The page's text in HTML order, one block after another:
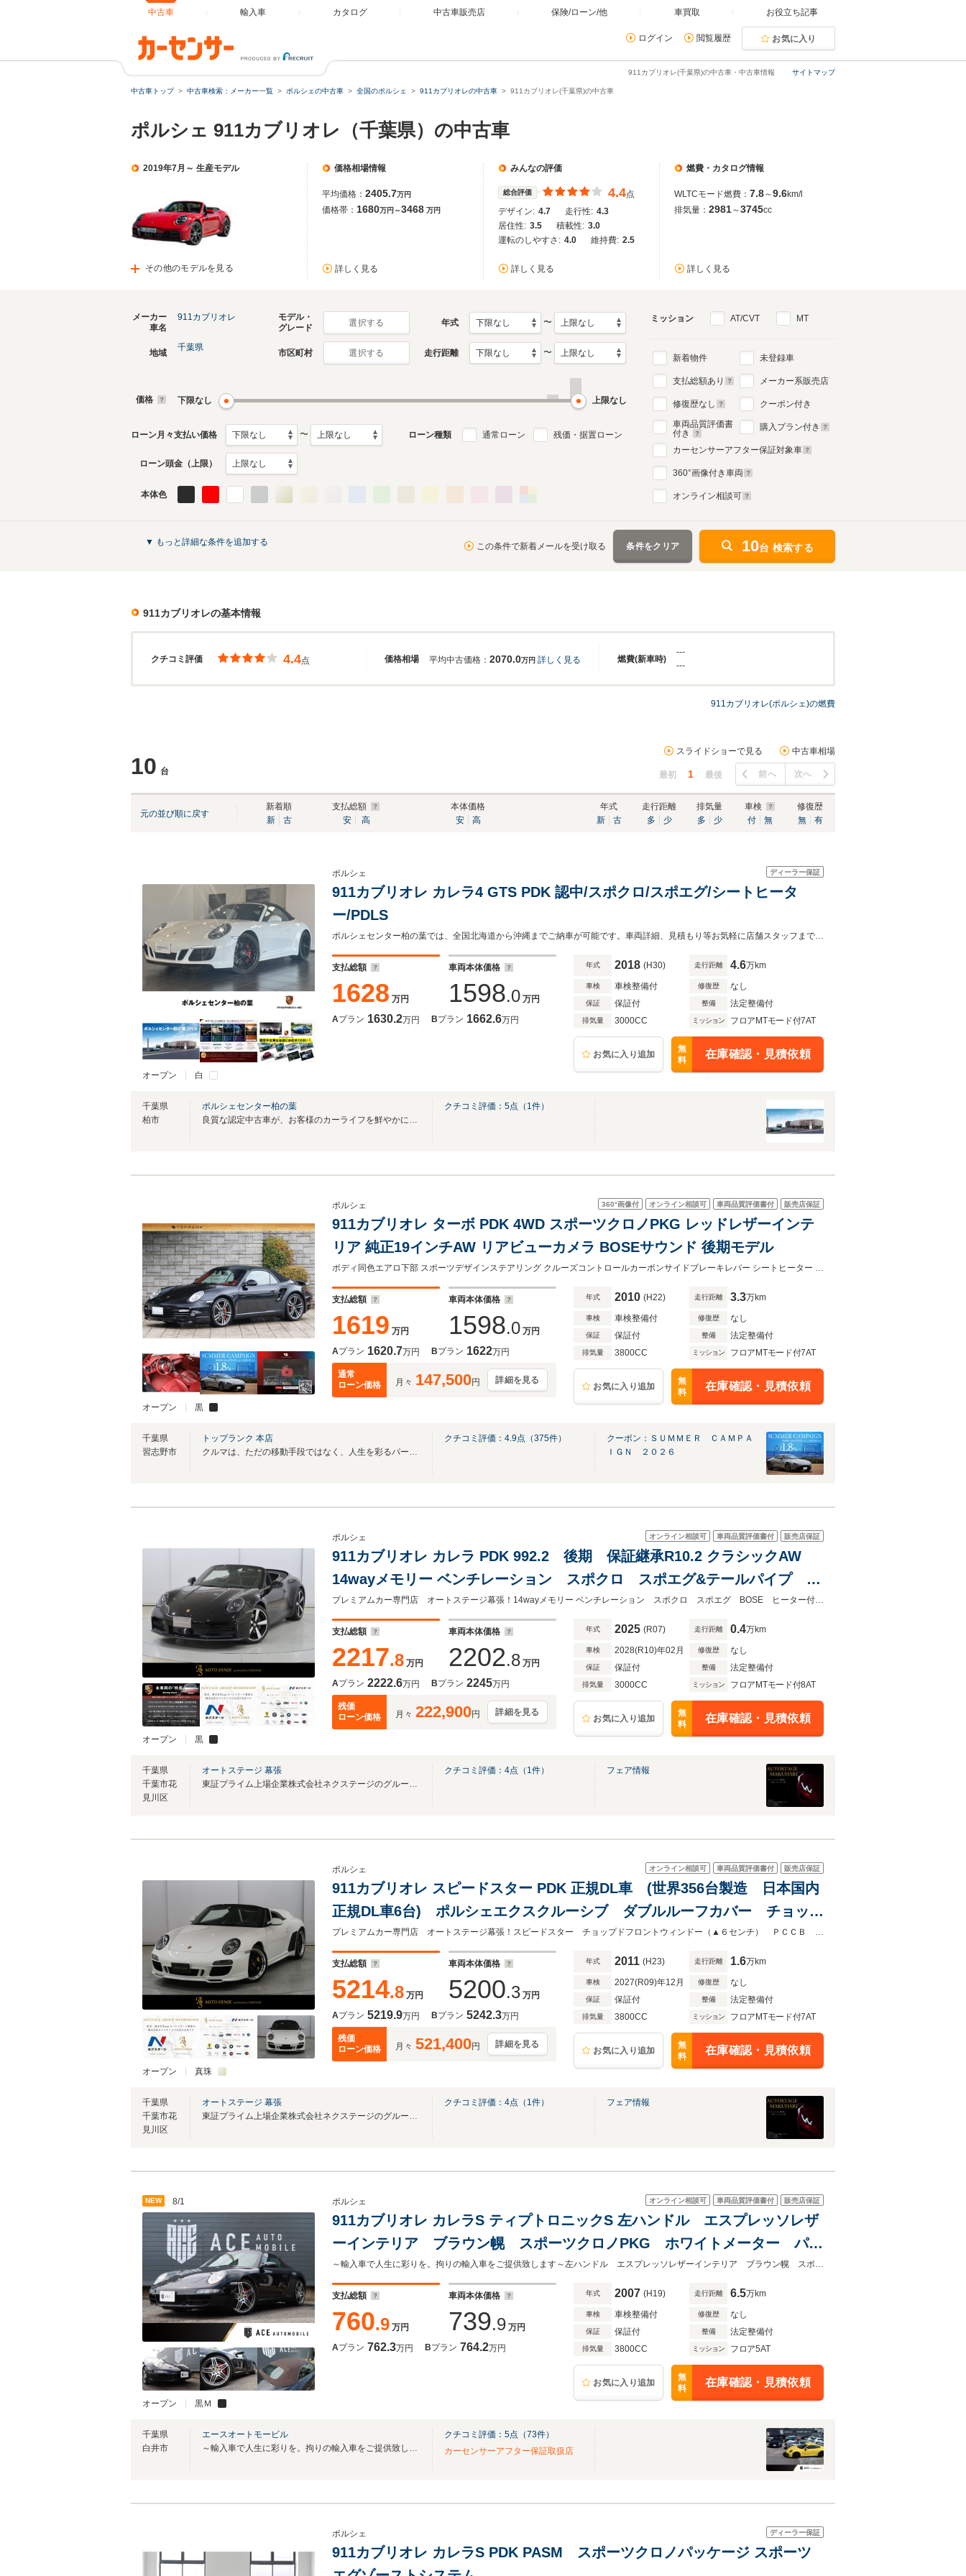
中古車 輸入車 カタログ 中古車販売店 保険/ローン/他 車買取 お役立ち記事
ログイン 閲覧履歴 お気に入り
サイトマップ
911カブリオレ(千葉県)の中古車・中古車情報
中古車トップ 中古車検索：メーカー一覧 ポルシェの中古車 全国のポルシェ 911カブリオレの中古車 911カブリオレ(千葉県)の中古車
ポルシェ 911カブリオレ（千葉県）の中古車
2019年7月～ 生産モデル
その他のモデルを見る
価格相場情報
平均価格： 2405.7万円
価格帯： 1680万円～3468 万円
詳しく見る
みんなの評価
総合評価 4.4点
デザイン: 4.7 走行性: 4.3
居住性: 3.5 積載性: 3.0
運転のしやすさ: 4.0 維持費: 2.5
詳しく見る
燃費・カタログ情報
WLTCモード燃費： 7.8～9.6km/l
排気量： 2981～3745cc
詳しく見る
生産モデル
1994年1月～1998年3月
911カブリオレのカタログを見る
メーカー
車名
911カブリオレ
モデル・
グレード
選択する 年式 〜
地域
千葉県
市区町村 選択する 走行距離 〜
価格 下限なし 上限なし
ローン月々支払い価格 〜 ローン種類 通常ローン 残価・据置ローン
ローン頭金（上限）
本体色
ミッション AT/CVT MT
新着物件
支払総額あり
修復歴なし
車両品質評価書
付き
未登録車
メーカー系販売店
クーポン付き
購入プラン付き
カーセンサーアフター保証対象車
360°画像付き車両
オンライン相談可
▼ もっと詳細な条件を追加する この条件で新着メールを受け取る 条件をクリア 10台 検索する
911カブリオレの基本情報
クチコミ評価 価格相場 燃費(新車時)
4.4点 平均中古価格： 2070.0万円 詳しく見る
---
---
911カブリオレ(ポルシェ)の燃費
10 台
スライドショーで見る 中古車相場
最初 1 最後 前へ 次へ
元の並び順に戻す
新着順
新
古
支払総額
安
高
本体価格
安
高
年式
新
古
走行距離
多
少
排気量
多
少
車検
付
無
修復歴
無
有
オープン 白
ディーラー保証
ポルシェ
911カブリオレ カレラ4 GTS PDK 認中/スポクロ/スポエグ/シートヒータ
ー/PDLS
ポルシェセンター柏の葉では、全国北海道から沖縄までご納車が可能です。車両詳細、見積もり等お気軽に店舗スタッフまでお問い合わせください。
支払総額
1628 万円
車両本体価格
1598.0 万円
Aプラン 1630.2万円 Bプラン 1662.6万円
年式 2018 (H30) 走行距離 4.6万km
車検 車検整備付 修復歴 なし
保証 保証付 整備 法定整備付
排気量 3000CC ミッション フロアMTモード付7AT
お気に入り追加
無
料
在庫確認・見積依頼
千葉県
柏市
ポルシェセンター柏の葉
良質な認定中古車が、お客様のカーライフを鮮やかに彩ります
クチコミ評価： 5点（ 1件）
オープン 黒
360°画像付 オンライン相談可 車両品質評価書付 販売店保証
ポルシェ
911カブリオレ ターボ PDK 4WD スポーツクロノPKG レッドレザーインテ
リア 純正19インチAW リアビューカメラ BOSEサウンド 後期モデル
ボディ同色エアロ下部 スポーツデザインステアリング クルーズコントロールカーボンサイドブレーキレバー シートヒーター PASM ターボ用エクステリア ワイドボディ オートエアコン
支払総額
1619 万円
車両本体価格
1598.0 万円
Aプラン 1620.7万円 Bプラン 1622万円
通常
ローン価格
月々 147,500円 詳細を見る
年式 2010 (H22) 走行距離 3.3万km
車検 車検整備付 修復歴 なし
保証 保証付 整備 法定整備付
排気量 3800CC ミッション フロアMTモード付7AT
お気に入り追加
無
料
在庫確認・見積依頼
千葉県
習志野市
トップランク 本店
クルマは、ただの移動手段ではなく、人生を彩るパートナー
クチコミ評価： 4.9点（375件）
クーポン：ＳＵＭＭＥＲ ＣＡＭＰＡ
ＩＧＮ ２０２６
オープン 黒
オンライン相談可 車両品質評価書付 販売店保証
ポルシェ
911カブリオレ カレラ PDK 992.2 後期 保証継承R10.2 クラシックAW
14wayメモリー ベンチレーション スポクロ スポエグ&テールパイプ
BOSE ヒーター付GTスポーツステアリング(Race-Texリム) リモートパ
ークAS
プレミアムカー専門店 オートステージ幕張！14wayメモリー ベンチレーション スポクロ スポエグ BOSE ヒーター付GTスポーツステアリング
支払総額
2217.8 万円
車両本体価格
2202.8 万円
Aプラン 2222.6万円 Bプラン 2245万円
残価
ローン価格
月々 222,900円 詳細を見る
年式 2025 (R07) 走行距離 0.4万km
車検 2028(R10)年02月 修復歴 なし
保証 保証付 整備 法定整備付
排気量 3000CC ミッション フロアMTモード付8AT
お気に入り追加
無
料
在庫確認・見積依頼
千葉県
千葉市花
見川区
オートステージ 幕張
東証プライム上場企業株式会社ネクステージのグループ会社です。
クチコミ評価： 4点（ 1件） フェア情報
オープン 真珠
オンライン相談可 車両品質評価書付 販売店保証
ポルシェ
911カブリオレ スピードスター PDK 正規DL車 (世界356台製造 日本国内
正規DL車6台) ポルシェエクスクルーシブ ダブルルーフカバー チョップ
ドフロントウィンドー(-6センチ) PCCB PASM LSD フックス社製AWプレミアムカー専門店 オートステージ幕張！スピードスター チョップドフロントウィンドー（▲６センチ） ＰＣＣＢ ＰＡＳＭ ＬＳＤ ダブルルーフ
支払総額
5214.8 万円
車両本体価格
5200.3 万円
Aプラン 5219.9万円 Bプラン 5242.3万円
残価
ローン価格
月々 521,400円 詳細を見る
年式 2011 (H23) 走行距離 1.6万km
車検 2027(R09)年12月 修復歴 なし
保証 保証付 整備 法定整備付
排気量 3800CC ミッション フロアMTモード付7AT
お気に入り追加
無
料
在庫確認・見積依頼
千葉県
千葉市花
見川区
オートステージ 幕張
東証プライム上場企業株式会社ネクステージのグループ会社です。
クチコミ評価： 4点（ 1件） フェア情報
NEW 8/1
オープン 黒Ｍ
オンライン相談可 車両品質評価書付 販売店保証
ポルシェ
911カブリオレ カレラS ティプトロニックS 左ハンドル エスプレッソレザ
ーインテリア ブラウン幌 スポーツクロノPKG ホワイトメーター パワ
ーシート シートヒーター スポーツデザインステアリング ターボ19イン
チAW 社外ナビ バックカメラ
～輸入車で人生に彩りを。拘りの輸入車をご提供致します～左ハンドル エスプレッソレザーインテリア ブラウン幌 スポーツクロノＰＫＧ ホワイトメーター
支払総額
760.9 万円
車両本体価格
739.9 万円
Aプラン 762.3万円 Bプラン 764.2万円
年式 2007 (H19) 走行距離 6.5万km
車検 車検整備付 修復歴 なし
保証 保証付 整備 法定整備付
排気量 3800CC ミッション フロア5AT
お気に入り追加
無
料
在庫確認・見積依頼
千葉県
白井市
エースオートモービル
～輸入車で人生に彩りを。拘りの輸入車をご提供致します～
クチコミ評価： 5点（73件）
カーセンサーアフター保証取扱店
ディーラー保証
ポルシェ
911カブリオレ カレラS PDK PASM スポーツクロノパッケージ スポーツ